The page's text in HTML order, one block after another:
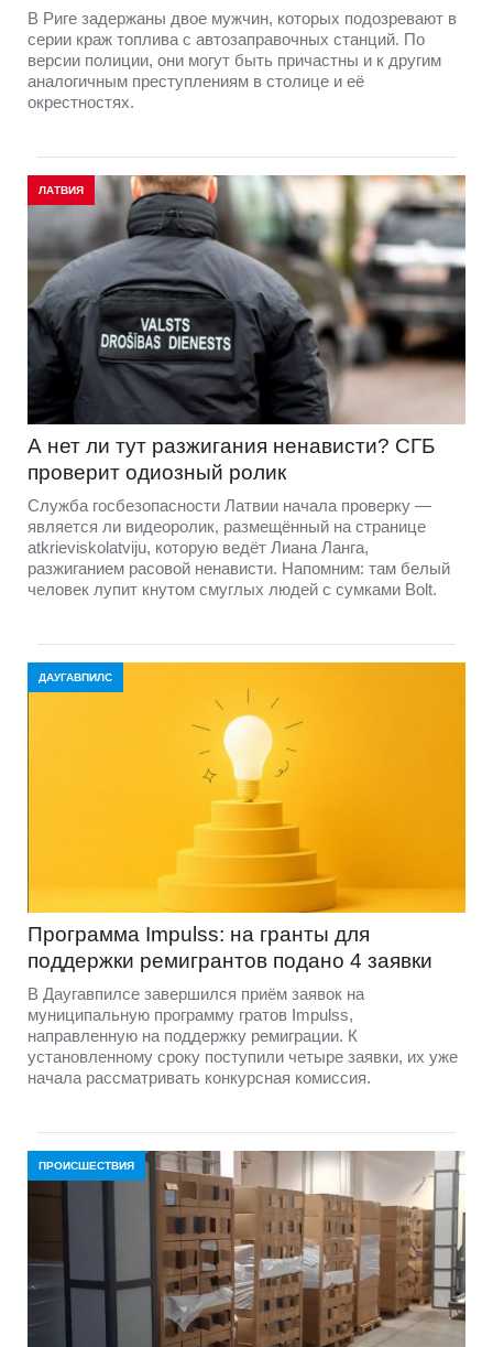
В Риге задержаны двое мужчин, которых подозревают в
серии краж топлива с автозаправочных станций. По
версии полиции, они могут быть причастны и к другим
аналогичным преступлениям в столице и её
окрестностях.
ЛАТВИЯ
А нет ли тут разжигания ненависти? СГБ
проверит одиозный ролик
Служба госбезопасности Латвии начала проверку —
является ли видеоролик, размещённый на странице
atkrieviskolatviju, которую ведёт Лиана Ланга,
разжиганием расовой ненависти. Напомним: там белый
человек лупит кнутом смуглых людей с сумками Bolt.
ДАУГАВПИЛС
Программа Impulss: на гранты для
поддержки ремигрантов подано 4 заявки
В Даугавпилсе завершился приём заявок на
муниципальную программу гратов Impulss,
направленную на поддержку ремиграции. К
установленному сроку поступили четыре заявки, их уже
начала рассматривать конкурсная комиссия.
ПРОИСШЕСТВИЯ